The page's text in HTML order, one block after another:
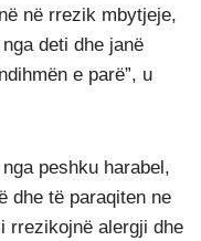
në rrezik mbytjeje,
deti dhe janë
e parë”, u
peshku harabel,
dhe të paraqiten ne
rrezikojnë alergji dhe